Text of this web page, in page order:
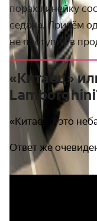
порах линейку
седана. Причём
не поступил в
«Китаец»
«Китаец», это
Ответ же